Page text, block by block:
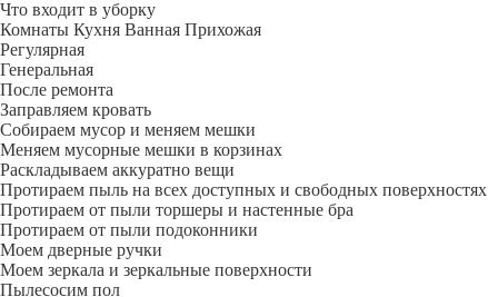
Что входит в уборку
Регу­лярная
Гене­ральная
После ремонта
Заправляем кровать
Собираем мусор и меняем мешки
Меняем мусорные мешки в корзинах
Раскладываем аккуратно вещи
Протираем пыль на всех доступных и свободных поверхностях
Протираем от пыли торшеры и настенные бра
Протираем от пыли подоконники
Моем дверные ручки
Моем зеркала и зеркальные поверхности
Пылесосим пол